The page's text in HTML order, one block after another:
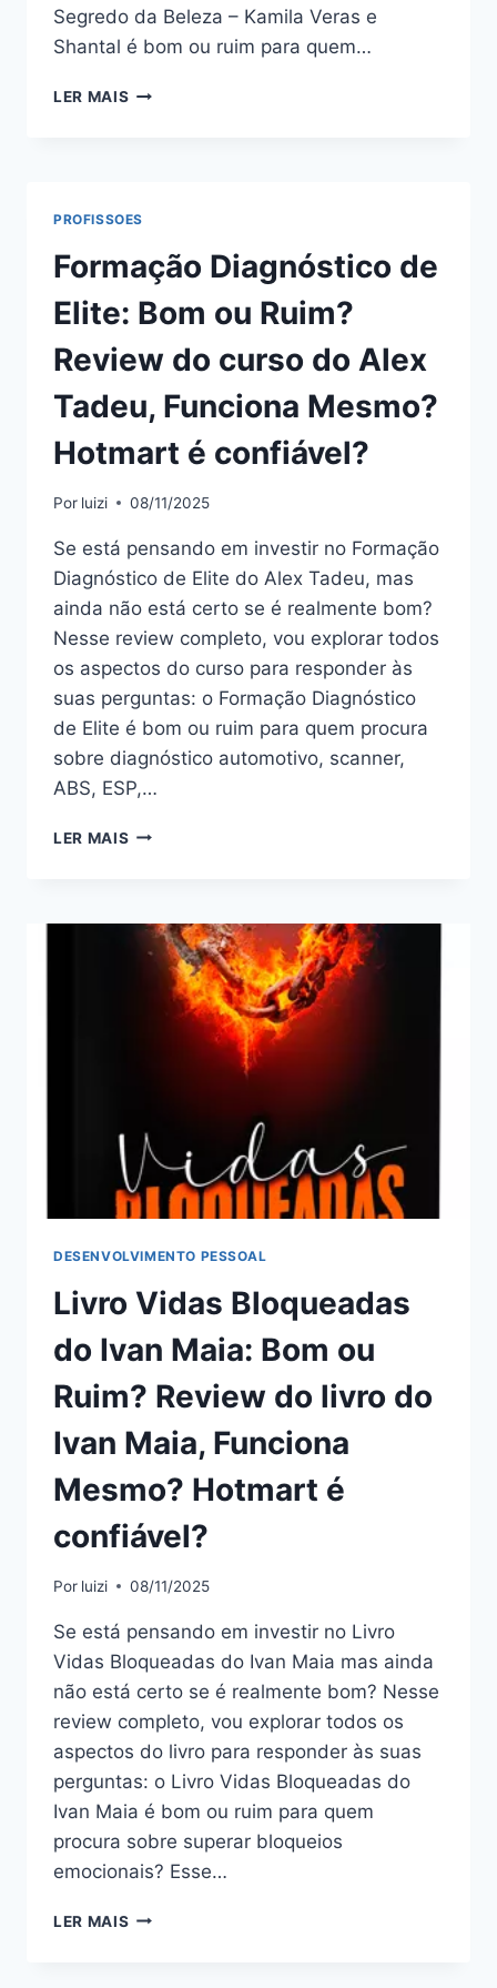
Segredo da Beleza – Kamila Veras e
Shantal é bom ou ruim para quem…
LER MAIS CURSO
SHANTAL:
BOM
OU
REVIEW
CURSO
SHANTAL,
MESMO?
É
CONFIÁVEL?
PROFISSOES
Formação Diagnóstico de
Elite: Bom ou Ruim?
Review do curso do Alex
Tadeu, Funciona Mesmo?
Hotmart é confiável?
Por luizi 08/11/2025
Se está pensando em investir no Formação
Diagnóstico de Elite do Alex Tadeu, mas
ainda não está certo se é realmente bom?
Nesse review completo, vou explorar todos
os aspectos do curso para responder às
suas perguntas: o Formação Diagnóstico
de Elite é bom ou ruim para quem procura
sobre diagnóstico automotivo, scanner,
ABS, ESP,…
LER MAIS FORMAÇÃO
BOM
OU
RUIM?
REVIEW
FUNCIONA
MESMO?
HOTMART
É
DESENVOLVIMENTO PESSOAL
Livro Vidas Bloqueadas
do Ivan Maia: Bom ou
Ruim? Review do livro do
Ivan Maia, Funciona
Mesmo? Hotmart é
confiável?
Por luizi 08/11/2025
Se está pensando em investir no Livro
Vidas Bloqueadas do Ivan Maia mas ainda
não está certo se é realmente bom? Nesse
review completo, vou explorar todos os
aspectos do livro para responder às suas
perguntas: o Livro Vidas Bloqueadas do
Ivan Maia é bom ou ruim para quem
procura sobre superar bloqueios
emocionais? Esse…
LER MAIS LIVRO